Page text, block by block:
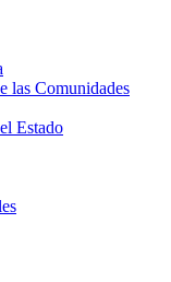
las Comunidades
Estado